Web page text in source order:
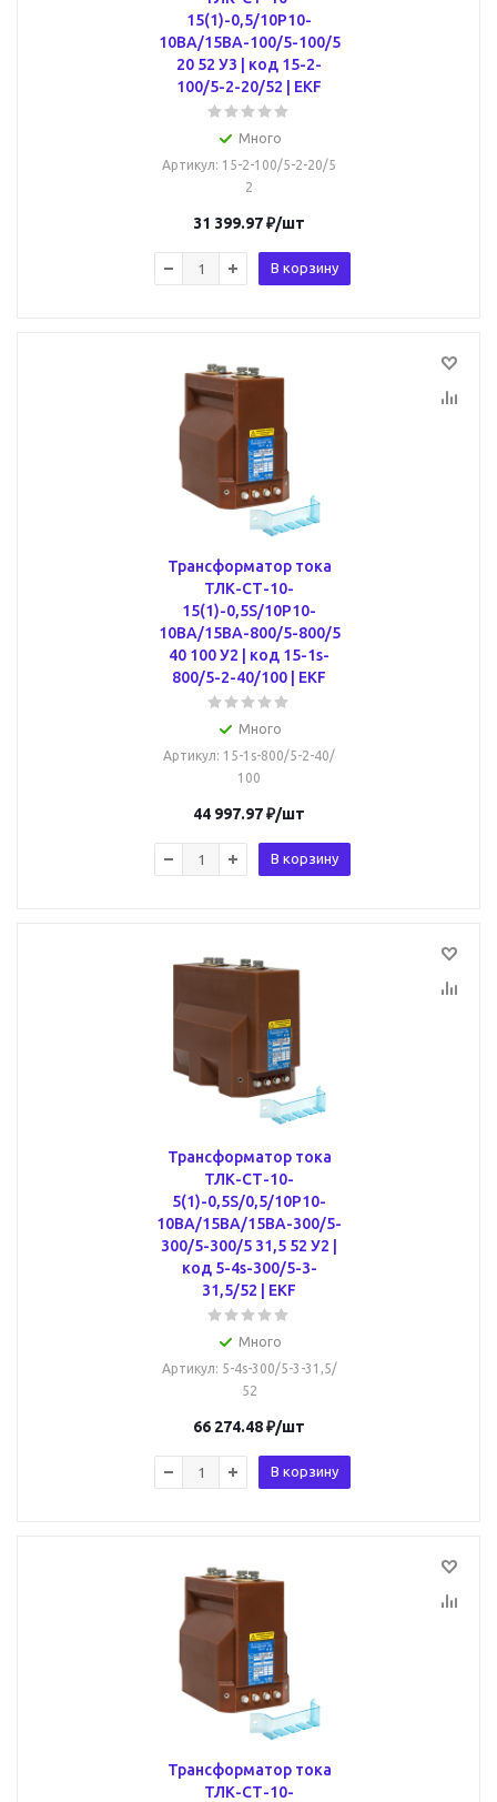
15(1)-0,5/10Р10-
10ВА/15ВА-100/5-100/5
20 52 У3 | код 15-2-
100/5-2-20/52 | EKF
Много
Артикул: 15-2-100/5-2-20/5
2
31 399.97₽/шт
В корзину
Трансформатор тока
ТЛК-СТ-10-
15(1)-0,5S/10Р10-
10ВА/15ВА-800/5-800/5
40 100 У2 | код 15-1s-
800/5-2-40/100 | EKF
Много
Артикул: 15-1s-800/5-2-40/
100
44 997.97₽/шт
В корзину
Трансформатор тока
ТЛК-СТ-10-
5(1)-0,5S/0,5/10Р10-
10ВА/15ВА/15ВА-300/5-
300/5-300/5 31,5 52 У2 |
код 5-4s-300/5-3-
31,5/52 | EKF
Много
Артикул: 5-4s-300/5-3-31,5/
52
66 274.48₽/шт
В корзину
Трансформатор тока
ТЛК-СТ-10-